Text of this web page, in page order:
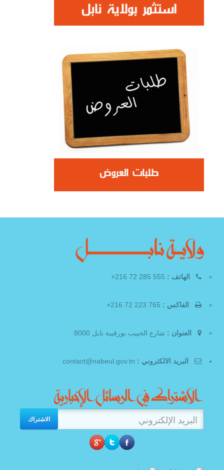
الهاتف :
الفاكس :
العنوان : شارع الحبيب بورقيبة نابل 8000
البريد الالكتروني :
الاشتراك